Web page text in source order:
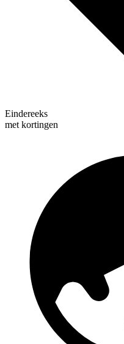
Eindereeks
met kortingen